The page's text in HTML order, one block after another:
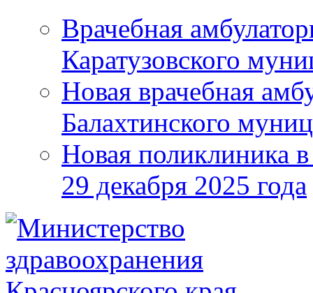
Врачебная
Каратузовского
Новая врачебная
Балахтинского
Новая поликлиника
29 декабря 2025 года